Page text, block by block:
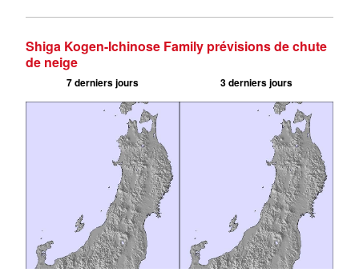
Shiga Kogen-Ichinose Family prévisions de chute
de neige
7 derniers jours 3 derniers jours